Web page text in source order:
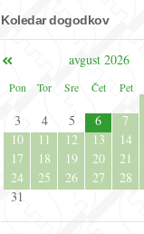
Koledar dogodkov
avgust 2026
Pon
Tor Sre Čet Pet
3
4 5 6 7
10
11 12 13 14
17
18 19 20 21
24
25 26 27 28
31